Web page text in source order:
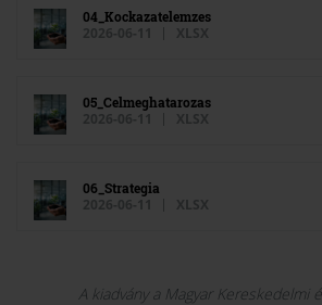
04_Kockazatelemzes
2026-06-11 XLSX
05_Celmeghatarozas
2026-06-11 XLSX
06_Strategia
2026-06-11 XLSX
A kiadvány a Magyar Kereskedelmi